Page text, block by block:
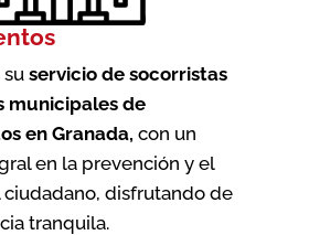
suservicio de socorristas
municipales de
en Granada, con un
en la prevención y el
disfrutando de
tranquila.